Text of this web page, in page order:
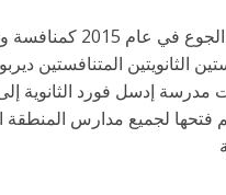
بدأت المعركة ضد الجوع في
الثانويتين المتنافستين
إدسل فورد الثانوية
فتحها لجميع مدارس المنطقة